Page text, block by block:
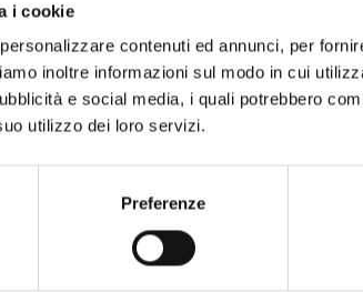
i cookie
contenuti ed annunci, per
inoltre informazioni sul modo in cui
e social media, i quali potrebbero
utilizzo dei loro servizi.
Preferenze
To achieve
developed in